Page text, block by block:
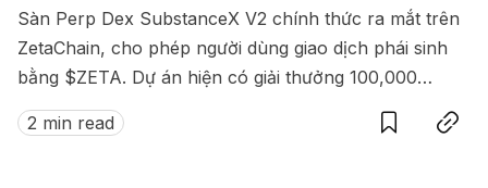
Sàn Perp Dex SubstanceX V2 chính thức ra mắt trên
ZetaChain, cho phép người dùng giao dịch phái sinh
bằng $ZETA. Dự án hiện có giải thưởng 100,000
$ZETA diễn ra từ 8 đến 15/07/2025.
2 min read
SaveCopy link